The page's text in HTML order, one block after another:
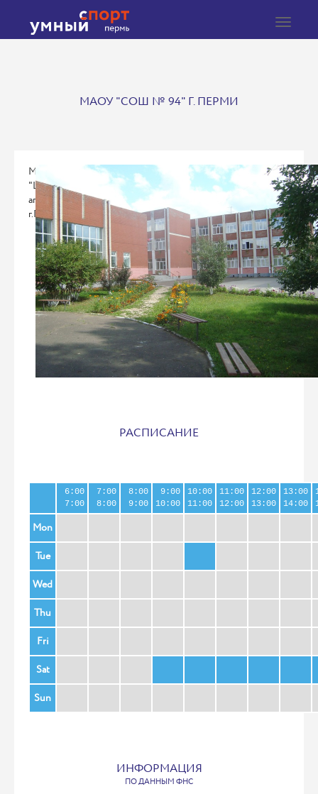
Toggle
МАОУ "СОШ № 94" Г. ПЕРМИ
МАОУ
"Школа
агробизнестехнологий"
г.Перми
РАСПИСАНИЕ
6:00
7:00
7:00
8:00
8:00
9:00
9:00
10:00
10:00
11:00
11:00
12:00
12:00
13:00
13:00
14:00
Mon
Tue
Wed
Thu
Fri
Sat
Sun
ИНФОРМАЦИЯ
ПО ДАННЫМ ФНС